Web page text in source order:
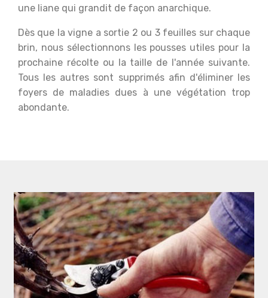
une liane qui grandit de façon anarchique.
Dès que la vigne a sortie 2 ou 3 feuilles sur chaque
brin, nous sélectionnons les pousses utiles pour la
prochaine récolte ou la taille de l'année suivante.
Tous les autres sont supprimés afin d'éliminer les
foyers de maladies dues à une végétation trop
abondante.